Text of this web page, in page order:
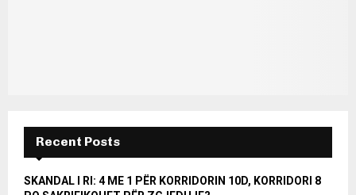
Recent Posts
SKANDAL I RI: 4 ME 1 PËR KORRIDORIN 10D, KORRIDORI 8